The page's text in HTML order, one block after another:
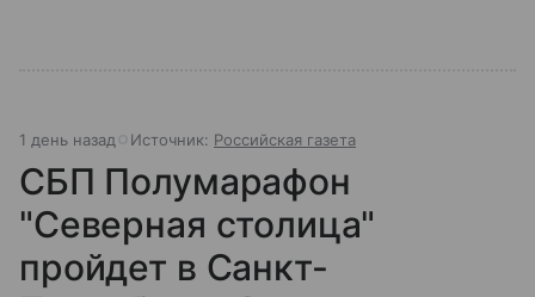
1 день назад Источник: Российская газета
СБП Полумарафон
"Северная столица"
пройдет в Санкт-